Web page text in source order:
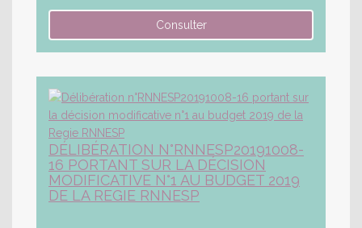
DÉLIBÉRATION N°RNNESP20191008-
16 PORTANT SUR LA DÉCISION
MODIFICATIVE N°1 AU BUDGET 2019
DE LA REGIE RNNESP